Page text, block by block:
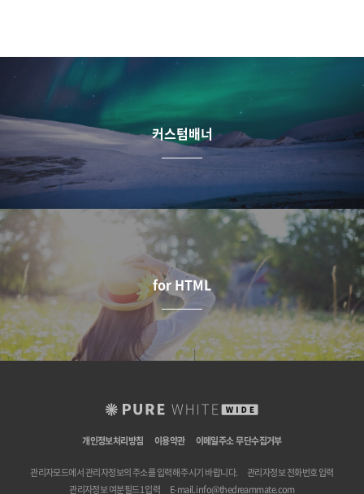
커스텀배너
for HTML
개인정보처리방침 이용약관 이메일주소 무단수집거부
관리자모드에서 관리자정보의 주소를 입력해 주시기 바랍니다.
관리자정보 전화번호 입력
관리자정보 여분필드1 입력
E-mail.info@thedreammate.com